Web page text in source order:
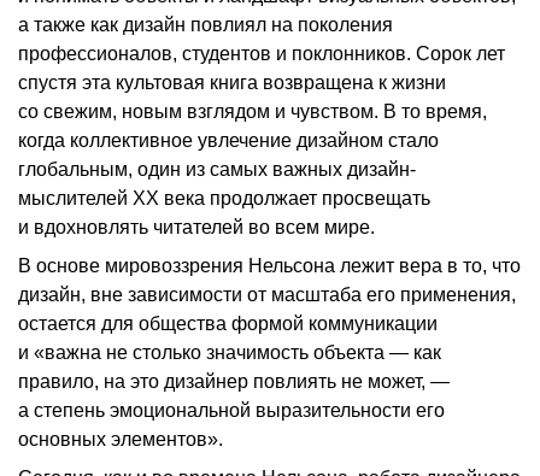
а также как дизайн повлиял на поколения
профессионалов, студентов и поклонников. Сорок лет
спустя эта культовая книга возвращена к жизни
со свежим, новым взглядом и чувством. В то время,
когда коллективное увлечение дизайном стало
глобальным, один из самых важных дизайн-
мыслителей XX века продолжает просвещать
и вдохновлять читателей во всем мире.
В основе мировоззрения Нельсона лежит вера в то, что
дизайн, вне зависимости от масштаба его применения,
остается для общества формой коммуникации
и «важна не столько значимость объекта — как
правило, на это дизайнер повлиять не может, —
а степень эмоциональной выразительности его
основных элементов».